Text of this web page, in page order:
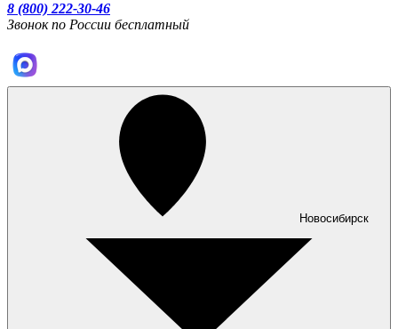
8 (800) 222-30-46
Звонок по России бесплатный
Новосибирск